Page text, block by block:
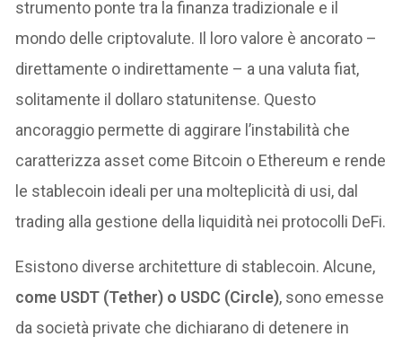
strumento ponte tra la finanza tradizionale e il
mondo delle criptovalute. Il loro valore è ancorato –
direttamente o indirettamente – a una valuta fiat,
solitamente il dollaro statunitense. Questo
ancoraggio permette di aggirare l’instabilità che
caratterizza asset come Bitcoin o Ethereum e rende
le stablecoin ideali per una molteplicità di usi, dal
trading alla gestione della liquidità nei protocolli DeFi.
Esistono diverse architetture di stablecoin. Alcune,
come USDT (Tether) o USDC (Circle), sono emesse
da società private che dichiarano di detenere in